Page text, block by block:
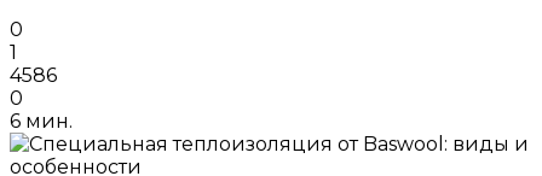
0
1
4586
0
6 мин.